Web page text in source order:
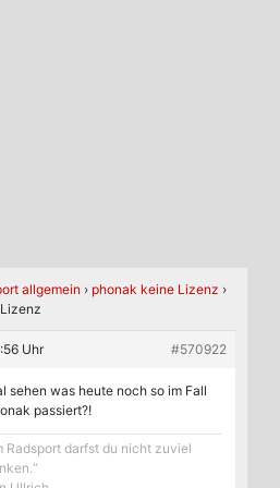
allgemein › phonak keine Lizenz ›
Uhr
#570922
sehen was heute noch so im Fall
passiert?!
Radsport darfst du nicht zuviel